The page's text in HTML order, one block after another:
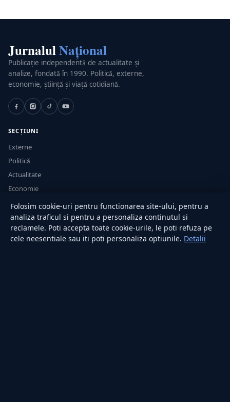
JurnalulNațional
Publicație independentă de actualitate și
analize, fondată în 1990. Politică, externe,
economie, știință și viață cotidiană.
SECȚIUNI
Externe
Politică
Actualitate
Economie
Sănătate
Utile
RUBRICI
Folosim cookie-uri pentru functionarea site-ului, pentru a
analiza traficul si pentru a personaliza continutul si
reclamele. Poti accepta toate cookie-urile, le poti refuza pe
cele neesentiale sau iti poti personaliza optiunile. Detalii